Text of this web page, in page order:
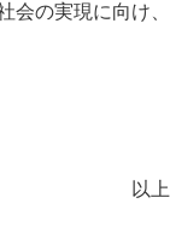
会の実現に向け、
以上